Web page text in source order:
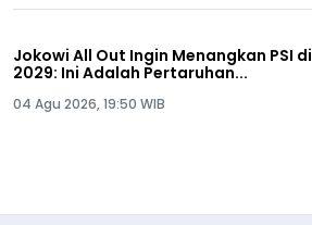
Jokowi All Out Ingin Menangkan PSI di
2029: Ini Adalah Pertaruhan...
04 Agu 2026, 19:50 WIB